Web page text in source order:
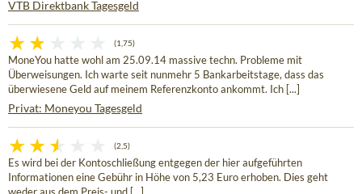
VTB Direktbank Tagesgeld
(1,75)
MoneYou hatte wohl am 25.09.14 massive techn. Probleme mit
Überweisungen. Ich warte seit nunmehr 5 Bankarbeitstage, dass das
überwiesene Geld auf meinem Referenzkonto ankommt. Ich [...]
Privat: Moneyou Tagesgeld
(2,5)
Es wird bei der Kontoschließung entgegen der hier aufgeführten
Informationen eine Gebühr in Höhe von 5,23 Euro erhoben. Dies geht